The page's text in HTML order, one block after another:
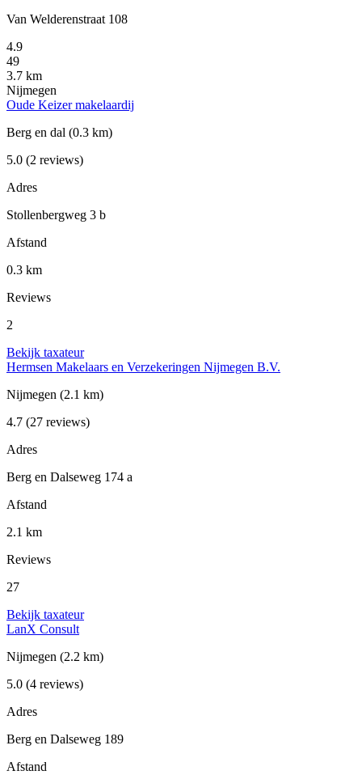
Van Welderenstraat 108
4.9
49
3.7 km
Nijmegen
Oude Keizer makelaardij
Berg en dal (0.3 km)
5.0 (2 reviews)
Adres
Stollenbergweg 3 b
Afstand
0.3 km
Reviews
2
Bekijk taxateur
Hermsen Makelaars en Verzekeringen Nijmegen B.V.
Nijmegen (2.1 km)
4.7 (27 reviews)
Adres
Berg en Dalseweg 174 a
Afstand
2.1 km
Reviews
27
Bekijk taxateur
LanX Consult
Nijmegen (2.2 km)
5.0 (4 reviews)
Adres
Berg en Dalseweg 189
Afstand